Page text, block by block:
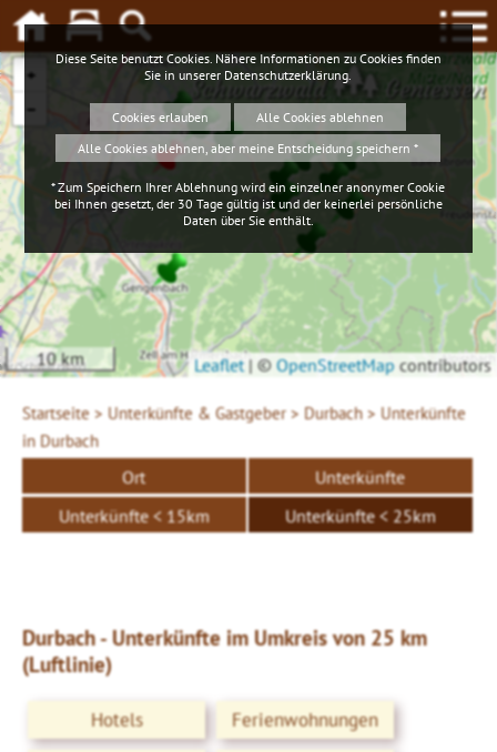
Schwarzwald Geniessen
+
−
10 km Leaflet |© OpenStreetMapcontributors
Startseite > Unterkünfte & Gastgeber > Durbach > Unterkünfte
in Durbach
Ort
Unterkünfte
Unterkünfte < 15km
Unterkünfte < 25km
Durbach - Unterkünfte im Umkreis von 25 km
(Luftlinie)
Hotels
Ferienwohnungen
Diese Seite benutzt Cookies. Nähere Informationen zu Cookies finden
Sie in unserer Datenschutzerklärung
Cookies erlauben
Alle Cookies ablehnen
Alle Cookies ablehnen, aber meine Entscheidung speichern *
* Zum Speichern Ihrer Ablehnung wird ein einzelner anonymer Cookie
bei Ihnen gesetzt, der 30 Tage gültig ist und der keinerlei persönliche
Daten über Sie enthält.